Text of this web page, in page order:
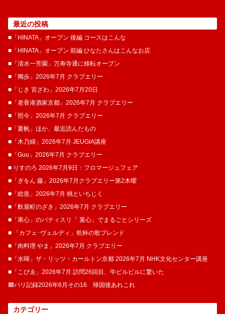
最近の投稿
■「HINATA」オープン 後編 コースはこんな
■「HINATA」オープン 前編 ひなたさんはこんなお店
■「清水一芳園」万寿寺通に移転オープン
■「獨歩」2026年7月 クラブエリー
■「じき 宮ざわ」2026年7月20日
■「老香港酒家京都」2026年7月 クラブエリー
■「照今」2026年7月 クラブエリー
■「夏帆」ほか、最近読んだもの
■「木乃婦」2026年7月 JEUGIA講座
■「Guu」2026年7月 クラブエリー
■ りすのろ 2026年7月9日：フロマージュフェア
■「ぎをん 藤」2026年7月クラブエリー第2木曜
■「総造」2026年7月 桃といちじく
■「麩屋町のざき」2026年7月 クラブエリー
■「果心」のパティスリ「 菓​心」でまるごとシリーズ
■ 「カフェ･ヴェルディ」乾杯の歌ブレンド
■「肉料理 やま」2026年7月 クラブエリー
■「水暉」ザ・リッツ・カールトン京都 2026年7月 NHK文化センター講座
■「こぴゑ」2026年7月 訪問26回目、牛ピルピルに驚いた
🟦パリ記録2026年6月その16 帰国後あれこれ
カテゴリー